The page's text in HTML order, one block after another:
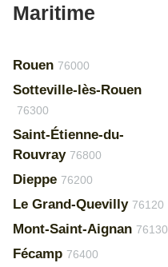
Maritime
Rouen 76000
Sotteville-lès-Rouen
76300
Saint-Étienne-du-
Rouvray 76800
Dieppe 76200
Le Grand-Quevilly 76120
Mont-Saint-Aignan 76130
Fécamp 76400